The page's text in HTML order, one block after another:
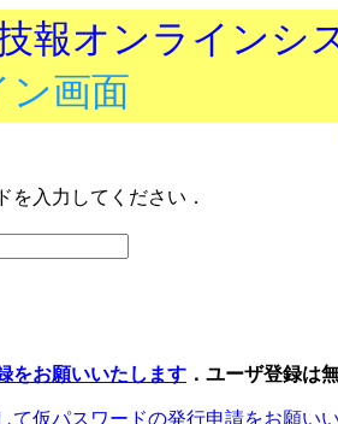
報オンラインシ
ン画面
入力してください．
をお願いいたします ．ユーザ登録は
て仮パスワードの発行申請をお願い